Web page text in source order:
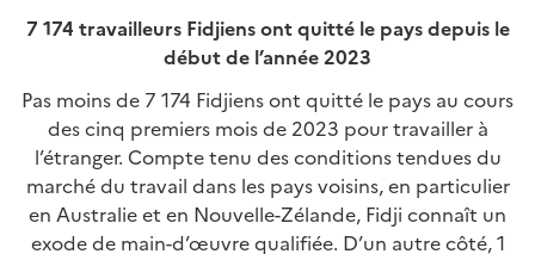
7 174 travailleurs Fidjiens ont quitté le pays depuis le
début de l’année 2023
Pas moins de 7 174 Fidjiens ont quitté le pays au cours
des cinq premiers mois de 2023 pour travailler à
l’étranger. Compte tenu des conditions tendues du
marché du travail dans les pays voisins, en particulier
en Australie et en Nouvelle-Zélande, Fidji connaît un
exode de main-d’œuvre qualifiée. D’un autre côté, 1